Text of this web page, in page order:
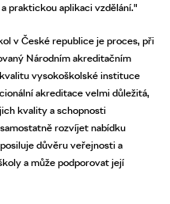
praktickou aplikaci vzdělání."
v České republice je proces, při
Národním akreditačním
vysokoškolské instituce
akreditace velmi důležitá,
kvality a schopnosti
rozvíjet nabídku
důvěru veřejnosti a
a může podporovat její